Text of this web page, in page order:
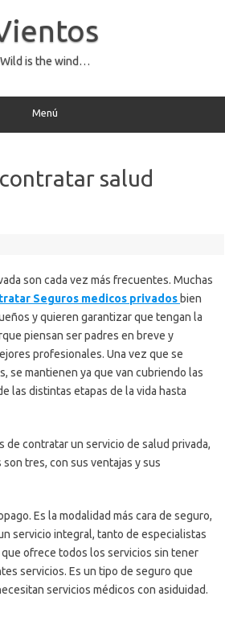
Wild is the wind…
Menú
salud
son cada vez más frecuentes. Muchas
Seguros medicos privados bien
y quieren garantizar que tengan la
piensan ser padres en breve y
profesionales. Una vez que se
se mantienen ya que van cubriendo las
las distintas etapas de la vida hasta
de contratar un servicio de salud privada,
tres, con sus ventajas y sus
Es la modalidad más cara de seguro,
servicio integral, tanto de especialistas
ofrece todos los servicios sin tener
servicios. Es un tipo de seguro que
servicios médicos con asiduidad.